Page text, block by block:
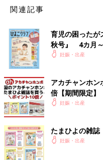
ゃんのお部屋環境を整えたい
しいから」という声もありま
第３位 冷蔵庫 7.8％
関連記事
育児の困ったが
秋号』 4カ月～
いっぱい！
妊娠・出産
アカチャンホ
倍【期間限定】
妊娠・出産
たまひよの雑誌
妊娠・出産